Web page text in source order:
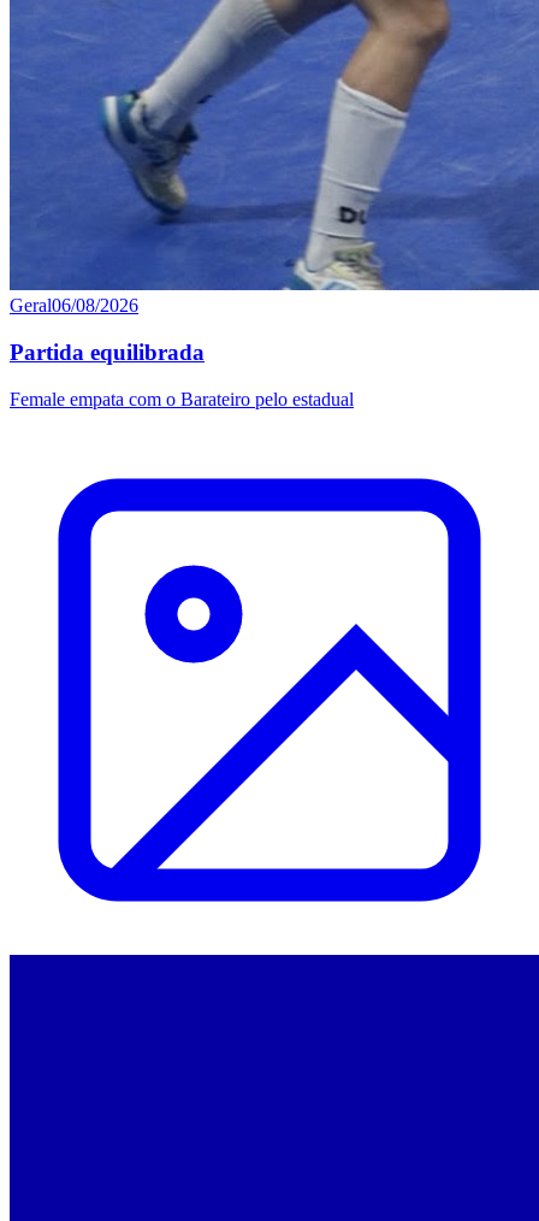
Geral06/08/2026
Partida equilibrada
Female empata com o Barateiro pelo estadual